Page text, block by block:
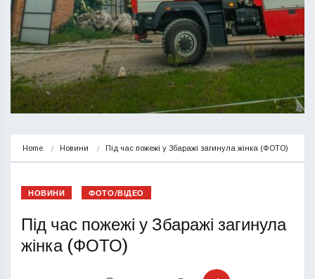
Home Новини Під час пожежі у Збаражі загинула жінка (ФОТО)
НОВИНИ ФОТО/ВІДЕО
Під час пожежі у Збаражі загинула
жінка (ФОТО)